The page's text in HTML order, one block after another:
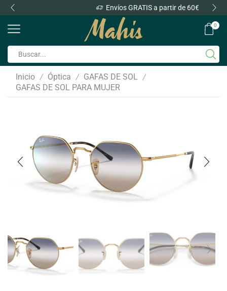
Envíos GRATIS a partir de 60€
0
Inicio / Óptica / GAFAS DE SOL /
GAFAS DE SOL PARA MUJER